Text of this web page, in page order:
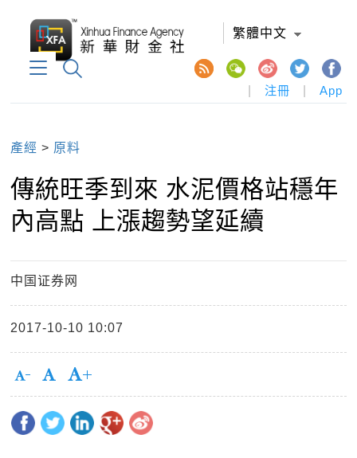
繁體中文
注冊 App
產經 > 原料
傳統旺季到來 水泥價格站穩年
內高點 上漲趨勢望延續
中国证券网
2017-10-10 10:07